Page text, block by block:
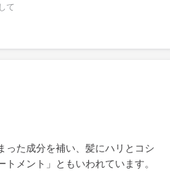
て
った成分を補い、髪にハリとコシ
メント」ともいわれています。